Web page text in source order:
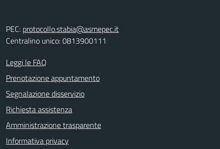
PEC: protocollo.stabia@asmepec.it
Centralino unico: 0813900111
Leggi le FAQ
Prenotazione appuntamento
Segnalazione disservizio
Richiesta assistenza
Amministrazione trasparente
Informativa privacy